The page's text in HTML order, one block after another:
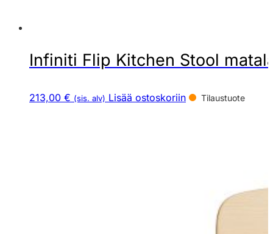
Infiniti Flip Kitchen Stool
213,00 € (sis. alv) Lisää ostoskoriin Tilaustuote